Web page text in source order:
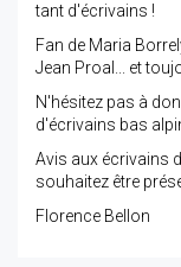
tant d'écrivains !
Fan de Maria
Jean Proal... et
N'hésitez pas à
d'écrivains bas
Avis aux écrivains
souhaitez être
Florence Bellon